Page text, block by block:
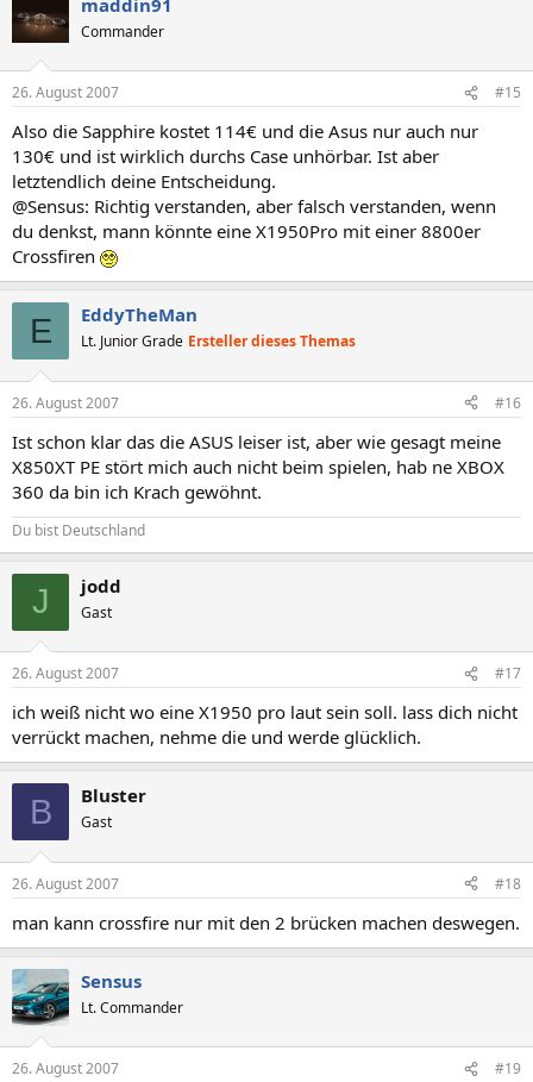
Commander
26. August 2007 #15
Also die Sapphire kostet 114€ und die Asus nur auch nur
130€ und ist wirklich durchs Case unhörbar. Ist aber
letztendlich deine Entscheidung.
@Sensus: Richtig verstanden, aber falsch verstanden, wenn
du denkst, mann könnte eine X1950Pro mit einer 8800er
Crossfiren
E EddyTheMan
Lt. Junior Grade Ersteller dieses Themas
26. August 2007 #16
Ist schon klar das die ASUS leiser ist, aber wie gesagt meine
X850XT PE stört mich auch nicht beim spielen, hab ne XBOX
360 da bin ich Krach gewöhnt.
Du bist Deutschland
J jodd
Gast
26. August 2007 #17
ich weiß nicht wo eine X1950 pro laut sein soll. lass dich nicht
verrückt machen, nehme die und werde glücklich.
B Bluster
Gast
26. August 2007 #18
man kann crossfire nur mit den 2 brücken machen deswegen.
Sensus
Lt. Commander
26. August 2007 #19